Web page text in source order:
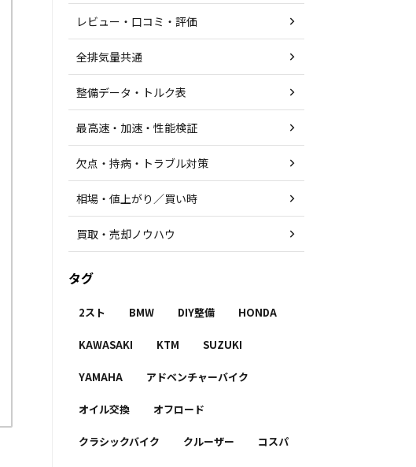
レビュー・口コミ・評価
全排気量共通
整備データ・トルク表
最高速・加速・性能検証
欠点・持病・トラブル対策
相場・値上がり／買い時
買取・売却ノウハウ
タグ
2スト BMW DIY整備 HONDA
KAWASAKI KTM SUZUKI
YAMAHA アドベンチャーバイク
オイル交換 オフロード
クラシックバイク クルーザー コスパ